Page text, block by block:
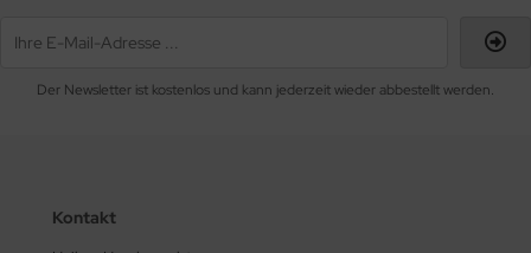
Der Newsletter ist kostenlos und kann jederzeit wieder abbestellt werden.
Kontakt